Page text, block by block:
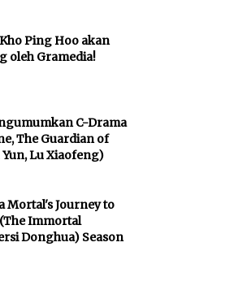
Ping Hoo akan
oleh Gramedia!
C-Drama
The Guardian of
Yun, Lu Xiaofeng)
Mortal's Journey to
Immortal
Donghua) Season